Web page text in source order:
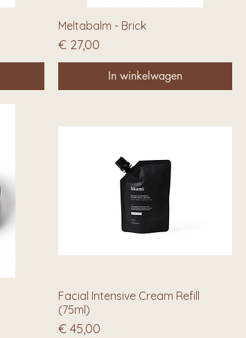
Meltabalm - Brick
Prijs
€ 27,00
In winkelwagen
Facial Intensive Cream Refill
(75ml)
Prijs
€ 45,00